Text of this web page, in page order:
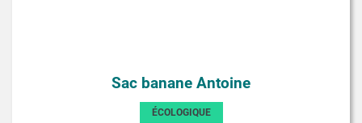
Sac banane Antoine
ÉCOLOGIQUE